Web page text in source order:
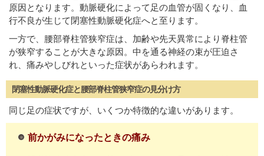
原因となります。動脈硬化によって足の血管が固くなり、血
行不良が生じて閉塞性動脈硬化症へと至ります。
一方で、腰部脊柱管狭窄症は、加齢や先天異常により脊柱管
が狭窄することが大きな原因。中を通る神経の束が圧迫さ
れ、痛みやしびれといった症状があらわれます。
閉塞性動脈硬化症と腰部脊柱管狭窄症の見分け方
同じ足の症状ですが、いくつか特徴的な違いがあります。
前かがみになったときの痛み